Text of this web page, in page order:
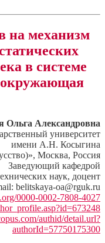
на механизм
в системе
Ольга Александровна
университет
имени А.Н. Косыгина
Москва, Россия
Заведующий кафедрой
наук, доцент
belitskaya-oa@rguk.ru
0000-0002-7808-4027
authid/detail.url?
authorId=57750175300